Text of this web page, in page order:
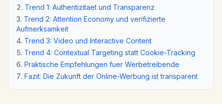
Trend 1: Authentizitaet und Transparenz
Trend 2: Attention Economy und verifizierte
Aufmerksamkeit
Trend 3: Video und Interactive Content
Trend 4: Contextual Targeting statt Cookie-Tracking
Praktische Empfehlungen fuer Werbetreibende
Fazit: Die Zukunft der Online-Werbung ist transparent